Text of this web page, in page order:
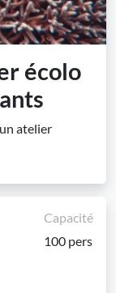
écolo
atelier
Capacité
100 pers